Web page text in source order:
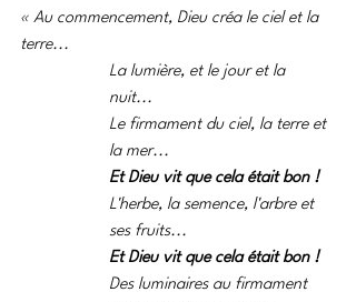
« Au commencement, Dieu créa le ciel et la
terre...
La lumière, et le jour et la
nuit...
Le firmament du ciel, la terre et
la mer...
Et Dieu vit que cela était bon !
L'herbe, la semence, l'arbre et
ses fruits...
Et Dieu vit que cela était bon !
Des luminaires au firmament